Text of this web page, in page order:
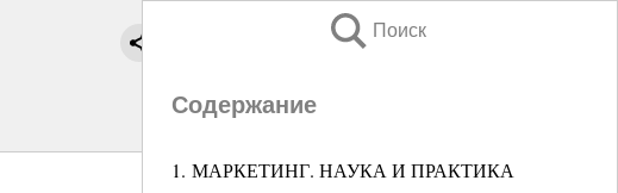
Поиск
Содержание
1. МАРКЕТИНГ. НАУКА И ПРАКТИКА